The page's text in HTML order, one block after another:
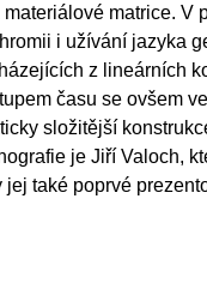
matrice. V
i užívání jazyka
z lineárních
času se ovšem
složitější
je Jiří Valoch,
také poprvé